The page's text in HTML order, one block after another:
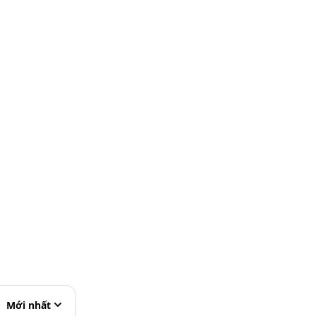
Mới nhất